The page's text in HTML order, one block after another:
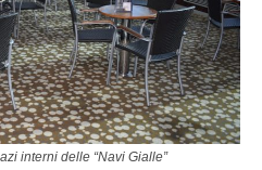
interni delle “Navi Gialle”